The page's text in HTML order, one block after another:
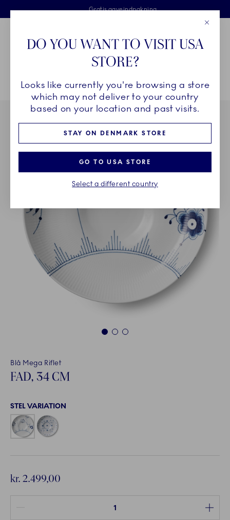
Skip Navigation
Fri levering ved køb over 500 kr. og fri retur
Gratis gaveindpakning
2 års brudgaranti
Royal Copenhagen
Breadcrumb Headlinesss
HjemSTEL Stel Blå Mega Riflet Blå Mega Riflet skål, 34 cm
1 2 3
Blå Mega Riflet
FAD, 34 CM
STEL VARIATION
kr. 2.499,00
DO YOU WANT TO VISIT USA
STORE?
Looks like currently you're browsing a store
which may not deliver to your country
based on your location and past visits.
STAY ON DENMARK STORE
GO TO USA STORE
Select a different country